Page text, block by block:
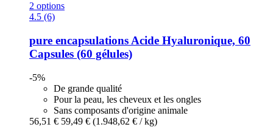
2 options
4.5 (6)
pure encapsulations Acide Hyaluronique, 60
Capsules (60 gélules)
-5%
De grande qualité
Pour la peau, les cheveux et les ongles
Sans composants d'origine animale
56,51 € 59,49 € (1.948,62 € / kg)